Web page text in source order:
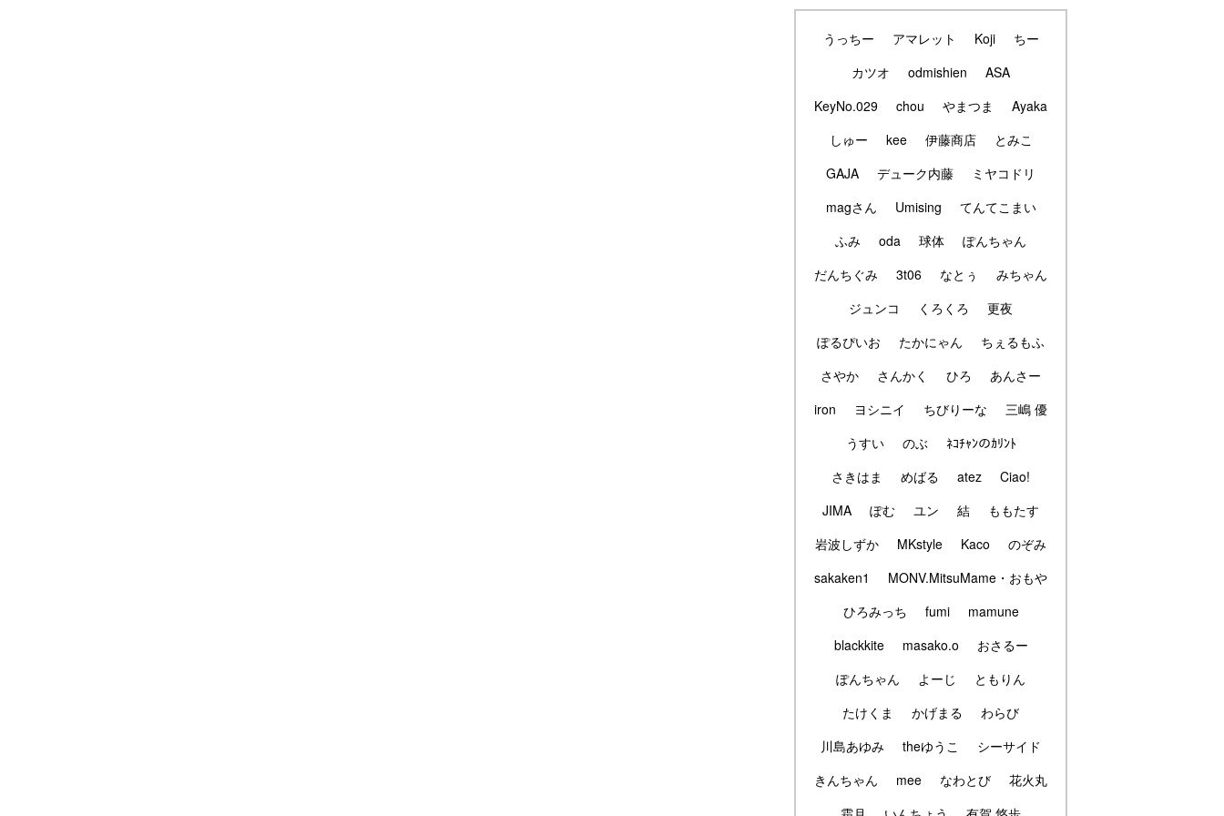
うっちー アマレット Koji
ちー
カツオ
odmishien
ASA
KeyNo.029
chou やまつま
Ayaka
しゅー
kee 伊藤商店
とみこ
GAJA
デューク内藤
ミヤコドリ
magさん
Umising
てんてこまい
ふみ
oda 球体
ぽんちゃん
だんちぐみ
3t06 なとぅ
みちゃん
ジュンコ
くろくろ
更夜
ぽるぴいお
たかにゃん
ちぇるもふ
さやか
さんかく ひろ
あんさー
iron
ヨシニイ ちびりーな
三嶋 優
うすい
のぶ
ﾈｺﾁｬﾝのｶﾘﾝﾄ
さきはま
めばる atez
Ciao!
JIMA
ぽむ ユン 結
ももたす
岩波しずか
MKstyle Kaco
のぞみ
sakaken1
MONV.MitsuMame・おもや
ひろみっち
fumi
mamune
blackkite
masako.o
おさるー
ぽんちゃん
よーじ
ともりん
たけくま
かげまる
わらび
川島あゆみ
theゆうこ
シーサイド
きんちゃん
mee なわとび
花火丸